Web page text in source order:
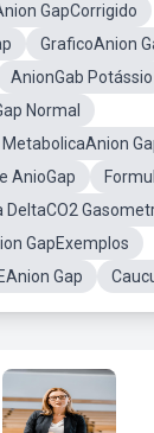
GapCorrigido
GraficoAnion
AnionGab Potássio
Normal
AnioGap
DeltaCO2
GapExemplos
Gap